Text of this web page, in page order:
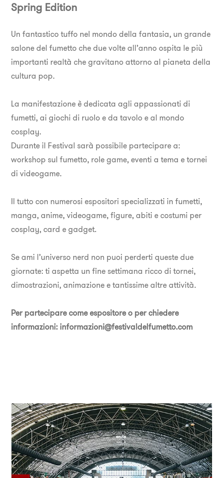
Spring Edition
Un fantastico tuffo nel mondo della fantasia, un grande
salone del fumetto che due volte all’anno ospita le più
importanti realtà che gravitano attorno al pianeta della
cultura pop.
La manifestazione è dedicata agli appassionati di
fumetti, ai giochi di ruolo e da tavolo e al mondo
cosplay.
Durante il Festival sarà possibile partecipare a:
workshop sul fumetto, role game, eventi a tema e tornei
di videogame.
Il tutto con numerosi espositori specializzati in fumetti,
manga, anime, videogame, figure, abiti e costumi per
cosplay, card e gadget.
Se ami l’universo nerd non puoi perderti queste due
giornate: ti aspetta un fine settimana ricco di tornei,
dimostrazioni, animazione e tantissime altre attività.
Per partecipare come espositore o per chiedere
informazioni: informazioni@festivaldelfumetto.com